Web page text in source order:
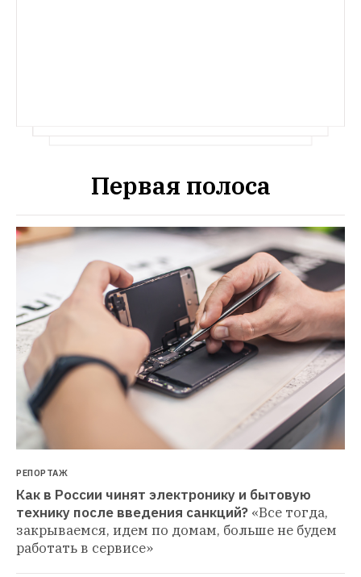
Первая полоса
РЕПОРТАЖ
Как в России чинят электронику и бытовую
технику после введения санкций? «Все тогда,
закрываемся, идем по домам, больше не будем
работать в сервисе»